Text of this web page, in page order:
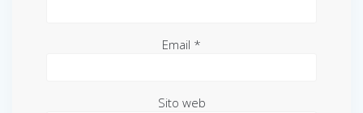
Email *
Sito web